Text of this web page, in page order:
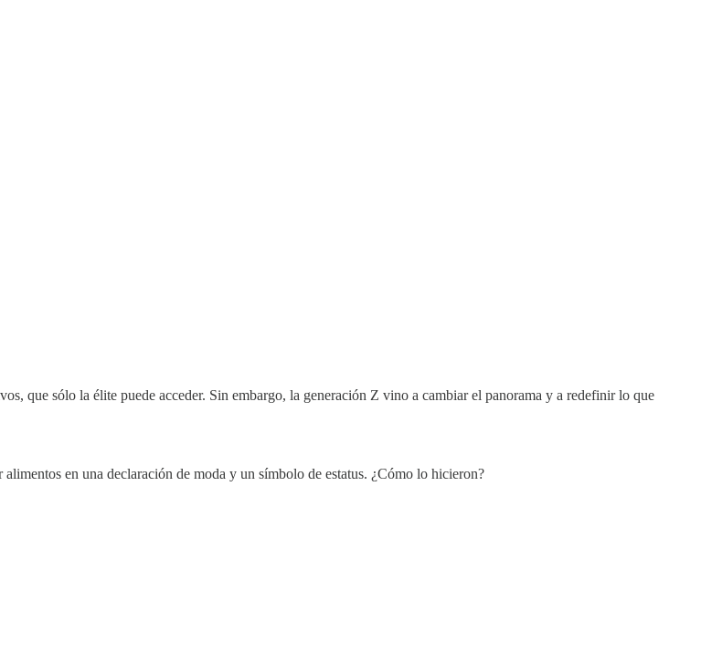
que sólo la élite puede acceder. Sin embargo, la generación Z vino a cambiar el panorama y a redefinir lo que
en una declaración de moda y un símbolo de estatus. ¿Cómo lo hicieron?